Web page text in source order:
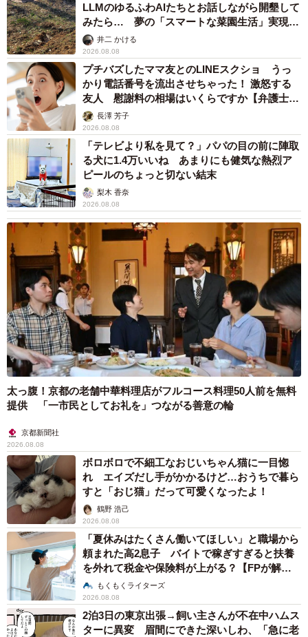
LLMのゆるふわAIたちとお話しながら開墾して
みたら… 夢の「スマートな菜園生活」実現な
るか井二 かける
2026.08.08
プチバズしたママ友とのLINEスクショ うっ
かり電話番号を流出させちゃった！ 激怒する
友人 慰謝料の相場はいくらですか【弁護士が
解説】長澤 芳子
2026.08.08
「テレビより私を見て？」パパの目の前に陣取
る犬に1.4万いいね あまりにも健気な熱烈ア
ピールのちょっと切ない結末
梨木 香奈
2026.08.08
太っ腹！京都の老舗中華料理店がフルコース料理50人前を無料
提供 「一市民としてお礼を」つながる善意の輪
京都新聞社
2026.08.08
ボロボロで不細工なおじいちゃん猫に一目惚
れ エイズだし手がかかるけど…おうちで暮ら
すと「おじ猫」だって可愛くなったよ！
鶴野 浩己
2026.08.08
「夏休みはたくさん働いてほしい」と職場から
頼まれた高2息子 バイトで稼ぎすぎると扶養
を外れて税金や保険料が上がる？【FPが解
説】もくもくライターズ
2026.08.08
2泊3日の東京出張→飼い主さんが不在中ハムス
ターに異変 眉間にできた深いしわ、「急に老